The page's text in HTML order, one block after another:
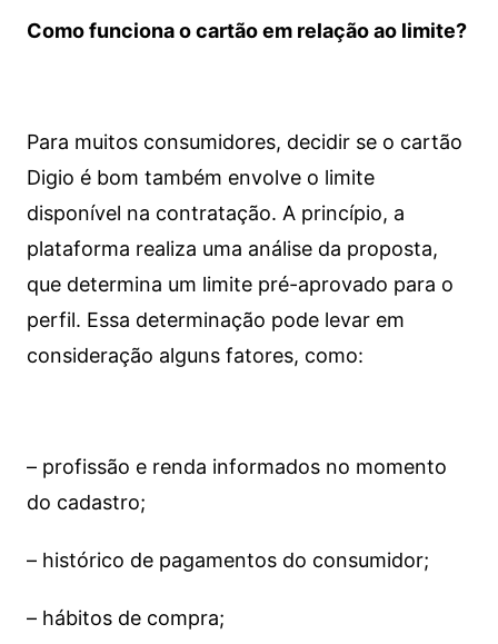
Como funciona o cartão em relação ao limite?
Para muitos consumidores, decidir se o cartão
Digio é bom também envolve o limite
disponível na contratação. A princípio, a
plataforma realiza uma análise da proposta,
que determina um limite pré-aprovado para o
perfil. Essa determinação pode levar em
consideração alguns fatores, como:
– profissão e renda informados no momento
do cadastro;
– histórico de pagamentos do consumidor;
– hábitos de compra;